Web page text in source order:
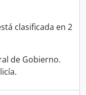
clasificada en 2
de Gobierno.